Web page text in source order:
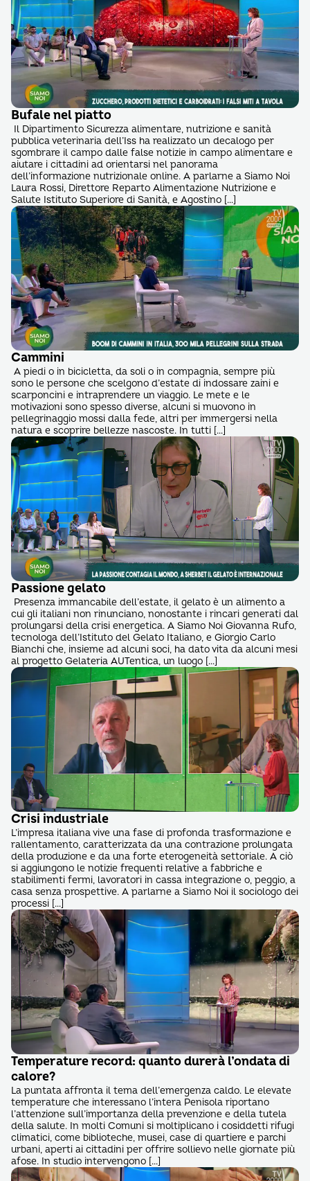
Bufale nel piatto
Il Dipartimento Sicurezza alimentare, nutrizione e sanità
pubblica veterinaria dell’Iss ha realizzato un decalogo per
sgombrare il campo dalle false notizie in campo alimentare e
aiutare i cittadini ad orientarsi nel panorama
dell’informazione nutrizionale online. A parlarne a Siamo Noi
Laura Rossi, Direttore Reparto Alimentazione Nutrizione e
Salute Istituto Superiore di Sanità, e Agostino […]
Cammini
A piedi o in bicicletta, da soli o in compagnia, sempre più
sono le persone che scelgono d’estate di indossare zaini e
scarponcini e intraprendere un viaggio. Le mete e le
motivazioni sono spesso diverse, alcuni si muovono in
pellegrinaggio mossi dalla fede, altri per immergersi nella
natura e scoprire bellezze nascoste. In tutti […]
Passione gelato
Presenza immancabile dell’estate, il gelato è un alimento a
cui gli italiani non rinunciano, nonostante i rincari generati dal
prolungarsi della crisi energetica. A Siamo Noi Giovanna Rufo,
tecnologa dell’Istituto del Gelato Italiano, e Giorgio Carlo
Bianchi che, insieme ad alcuni soci, ha dato vita da alcuni mesi
al progetto Gelateria AUTentica, un luogo […]
Crisi industriale
L’impresa italiana vive una fase di profonda trasformazione e
rallentamento, caratterizzata da una contrazione prolungata
della produzione e da una forte eterogeneità settoriale. A ciò
si aggiungono le notizie frequenti relative a fabbriche e
stabilimenti fermi, lavoratori in cassa integrazione o, peggio, a
casa senza prospettive. A parlarne a Siamo Noi il sociologo dei
processi […]
Temperature record: quanto durerà l’ondata di
calore?
La puntata affronta il tema dell’emergenza caldo. Le elevate
temperature che interessano l’intera Penisola riportano
l’attenzione sull’importanza della prevenzione e della tutela
della salute. In molti Comuni si moltiplicano i cosiddetti rifugi
climatici, come biblioteche, musei, case di quartiere e parchi
urbani, aperti ai cittadini per offrire sollievo nelle giornate più
afose. In studio intervengono […]